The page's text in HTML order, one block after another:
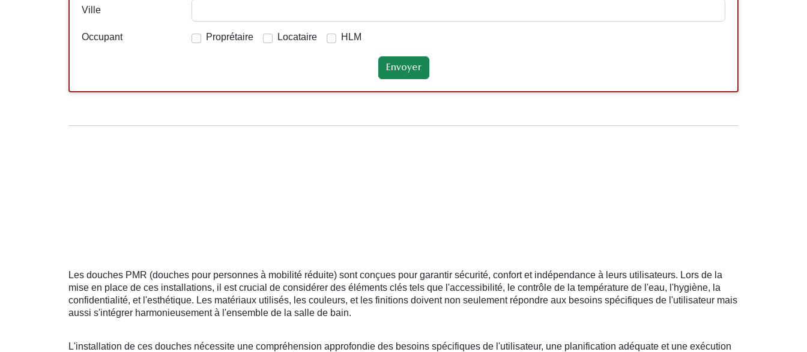
Ville
Occupant Proprétaire Locataire HLM
Les douches PMR (douches pour personnes à mobilité réduite) sont conçues pour garantir sécurité, confort et indépendance à leurs utilisateurs. Lors de la
mise en place de ces installations, il est crucial de considérer des éléments clés tels que l'accessibilité, le contrôle de la température de l'eau, l'hygiène, la
confidentialité, et l'esthétique. Les matériaux utilisés, les couleurs, et les finitions doivent non seulement répondre aux besoins spécifiques de l'utilisateur mais
aussi s'intégrer harmonieusement à l'ensemble de la salle de bain.
L'installation de ces douches nécessite une compréhension approfondie des besoins spécifiques de l'utilisateur, une planification adéquate et une exécution